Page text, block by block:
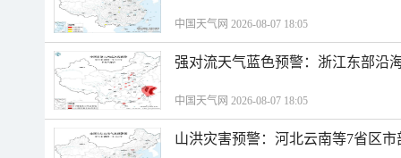
中国天气网 2026-08-07 18:05
强对流天气蓝色预警：浙江东部沿
中国天气网 2026-08-07 18:05
山洪灾害预警：河北云南等7省区